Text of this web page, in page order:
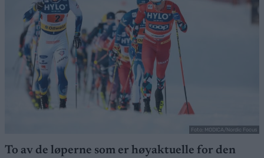
Foto: MODICA/Nordic Focus
To av de løperne som er høyaktuelle for den